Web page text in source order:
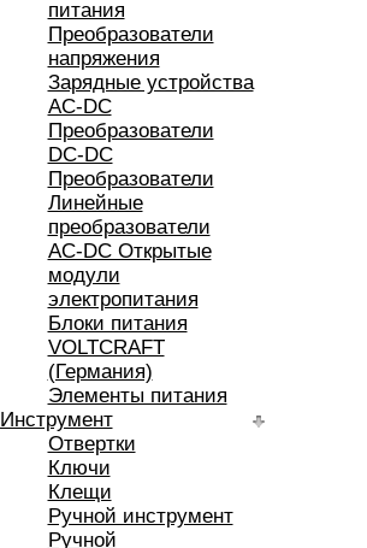
питания
Преобразователи
напряжения
Зарядные устройства
AC-DC
Преобразователи
DC-DC
Преобразователи
Линейные
преобразователи
AC-DC Открытые
модули
электропитания
Блоки питания
VOLTCRAFT
(Германия)
Элементы питания
Инструмент
Отвертки
Ключи
Клещи
Ручной инструмент
Ручной